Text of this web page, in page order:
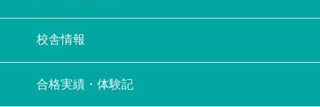
校舎情報
合格実績・体験記